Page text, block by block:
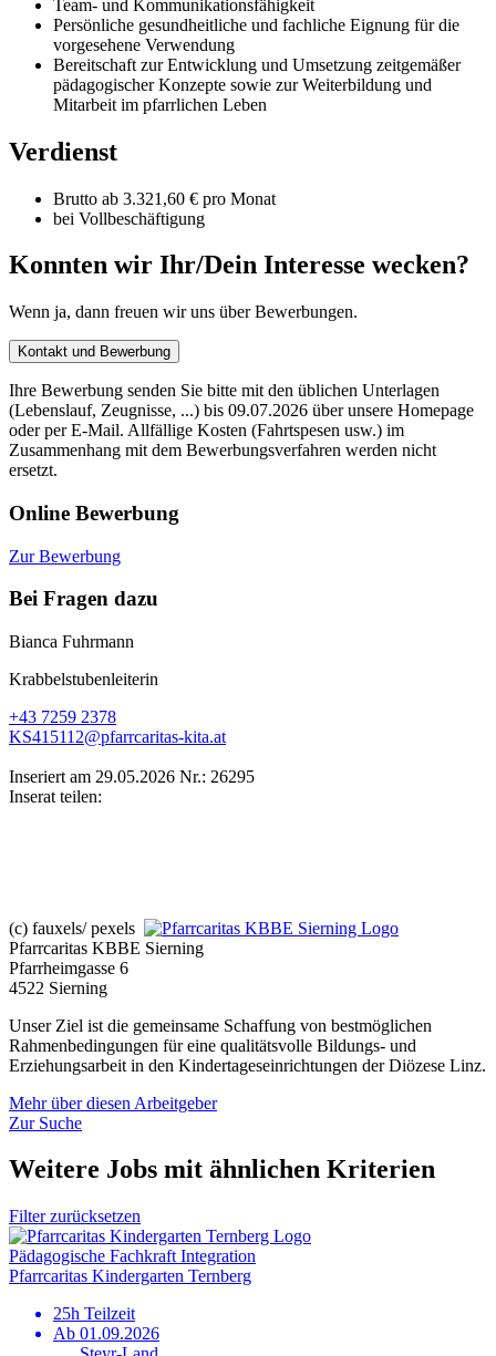
Team- und Kommunikationsfähigkeit
Persönliche gesundheitliche und fachliche Eignung für die
vorgesehene Verwendung
Bereitschaft zur Entwicklung und Umsetzung zeitgemäßer
pädagogischer Konzepte sowie zur Weiterbildung und
Mitarbeit im pfarrlichen Leben
Verdienst
Brutto ab 3.321,60 € pro Monat
bei Vollbeschäftigung
Konnten wir Ihr/Dein Interesse wecken?
Wenn ja, dann freuen wir uns über Bewerbungen.
Kontakt und Bewerbung
Ihre Bewerbung senden Sie bitte mit den üblichen Unterlagen
(Lebenslauf, Zeugnisse, ...) bis 09.07.2026 über unsere Homepage
oder per E-Mail. Allfällige Kosten (Fahrtspesen usw.) im
Zusammenhang mit dem Bewerbungsverfahren werden nicht
ersetzt.
Online Bewerbung
Zur Bewerbung
Bei Fragen dazu
Bianca Fuhrmann
Krabbelstubenleiterin
+43 7259 2378
KS415112@pfarrcaritas-kita.at
Inseriert am 29.05.2026 Nr.: 26295
Inserat teilen:
(c) fauxels/ pexels
Pfarrcaritas KBBE Sierning
Pfarrheimgasse 6
4522 Sierning
Unser Ziel ist die gemeinsame Schaffung von bestmöglichen
Rahmenbedingungen für eine qualitätsvolle Bildungs- und
Erziehungsarbeit in den Kindertageseinrichtungen der Diözese Linz.
Mehr über diesen Arbeitgeber
Zur Suche
Weitere Jobs mit ähnlichen Kriterien
Filter zurücksetzen
Pädagogische Fachkraft Integration
Pfarrcaritas Kindergarten Ternberg
25h Teilzeit
Ab 01.09.2026